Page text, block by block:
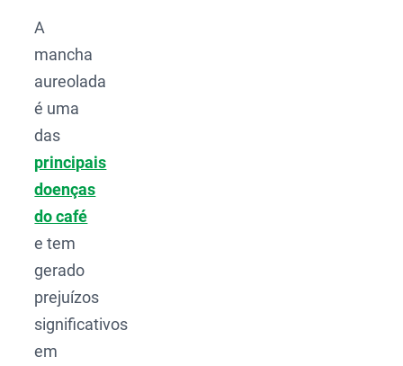
A
mancha
aureolada
é uma
das
principais
doenças
do café
e tem
gerado
prejuízos
significativos
em